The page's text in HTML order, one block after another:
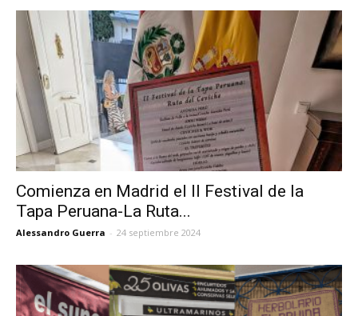
Comienza en Madrid el II Festival de la
Tapa Peruana-La Ruta...
Alessandro Guerra - 24 septiembre 2024